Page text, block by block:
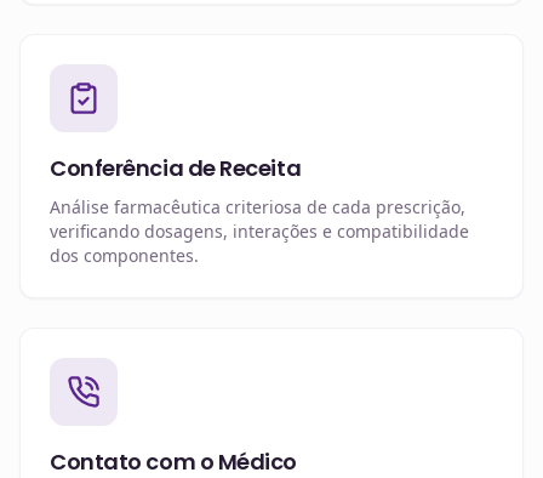
Conferência de Receita
Análise farmacêutica criteriosa de cada prescrição,
verificando dosagens, interações e compatibilidade
dos componentes.
Contato com o Médico